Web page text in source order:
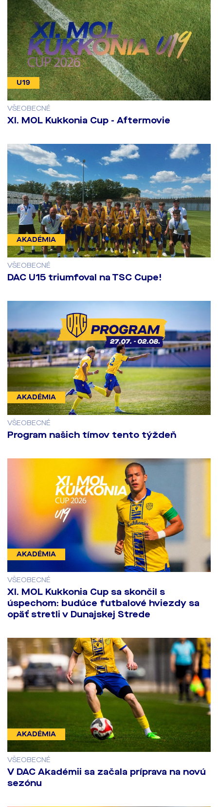
U19
VŠEOBECNÉ
​XI. MOL Kukkonia Cup - Aftermovie
AKADÉMIA
VŠEOBECNÉ
DAC U15 triumfoval na TSC Cupe!
AKADÉMIA
VŠEOBECNÉ
Program našich tímov tento týždeň
AKADÉMIA
VŠEOBECNÉ
​XI. MOL Kukkonia Cup sa skončil s
úspechom: budúce futbalové hviezdy sa
opäť stretli v Dunajskej Strede
AKADÉMIA
VŠEOBECNÉ
V DAC Akadémii sa začala príprava na novú
sezónu